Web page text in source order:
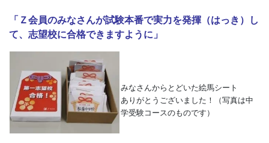
「Ｚ会員のみなさんが試験本番で実力を発揮（はっき）し
て、志望校に合格できますように」
みなさんからとどいた絵馬シート
ありがとうございました！
（写真は中
学受験コースのものです）